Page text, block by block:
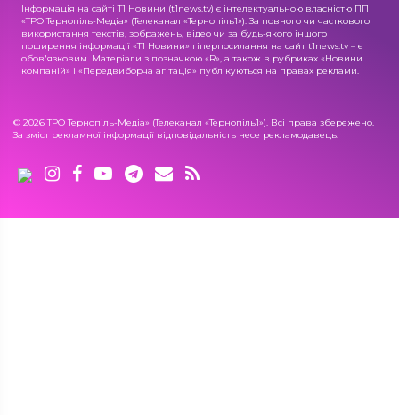
Інформація на сайті Т1 Новини (t1news.tv) є інтелектуальною власністю ПП
«ТРО Тернопіль-Медіа» (Телеканал «Тернопіль1»). За повного чи часткового
використання текстів, зображень, відео чи за будь-якого іншого
поширення інформації «Т1 Новини» гіперпосилання на сайт t1news.tv – є
обов'язковим. Матеріали з позначкою «R», а також в рубриках «Новини
компаній» і «Передвиборча агітація» публікуються на правах реклами.
© 2026 ТРО Тернопіль-Медіа» (Телеканал «Тернопіль1»). Всі права збережено.
За зміст рекламної інформації відповідальність несе рекламодавець.